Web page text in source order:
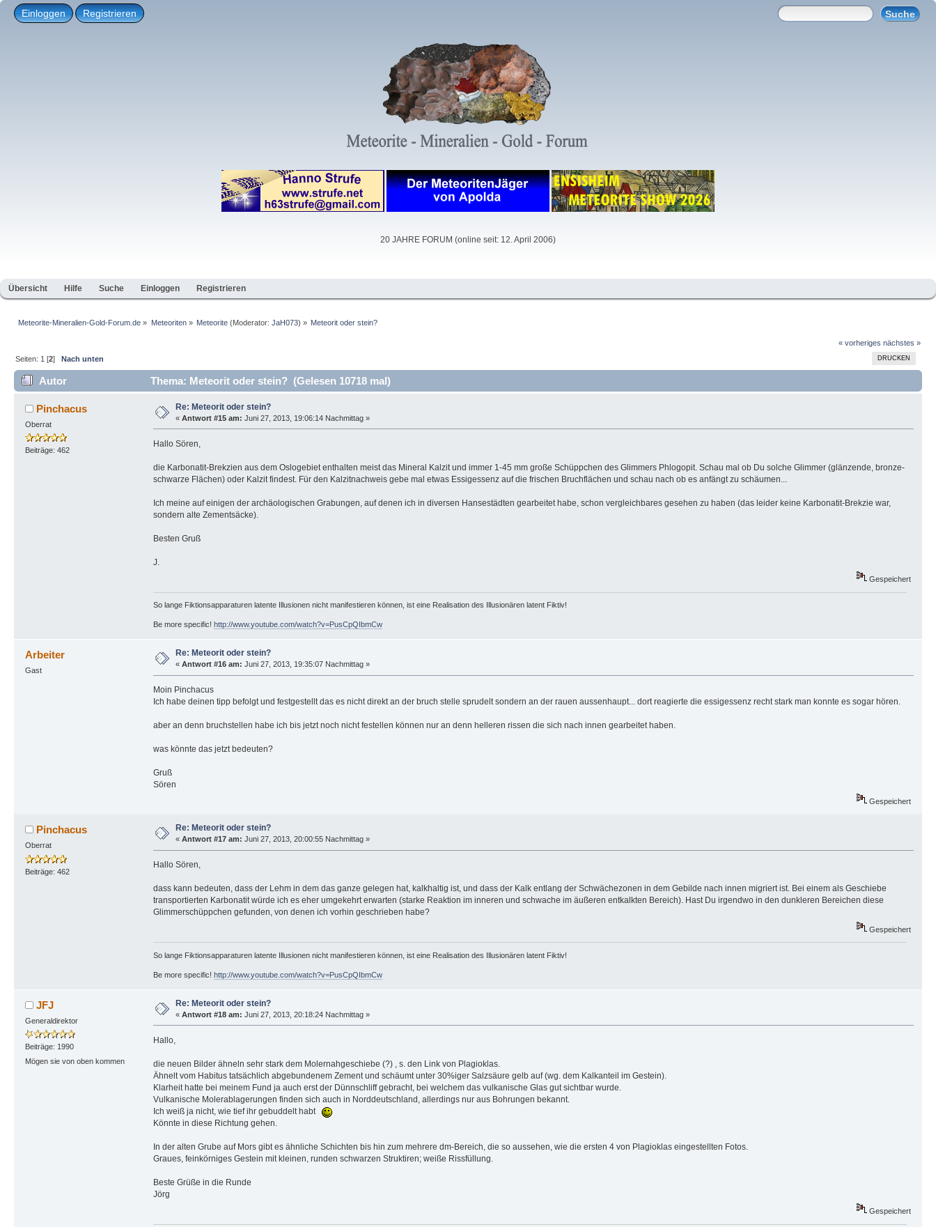
Einloggen Registrieren
20 JAHRE FORUM (online seit: 12. April 2006)
Übersicht Hilfe Suche Einloggen Registrieren
Meteorite-Mineralien-Gold-Forum.de » Meteoriten» Meteorite(Moderator: JaH073) » Meteorit oder stein?
« vorheriges nächstes »
DRUCKEN
Seiten: 1 [2]Nach unten
Autor Thema: Meteorit oder stein? (Gelesen 10718 mal)
Pinchacus
Oberrat
Beiträge: 462
Re: Meteorit oder stein?
« Antwort #15 am: Juni 27, 2013, 19:06:14 Nachmittag »
Hallo Sören,
die Karbonatit-Brekzien aus dem Oslogebiet enthalten meist das Mineral Kalzit und immer 1-45 mm große Schüppchen des Glimmers Phlogopit. Schau mal ob Du solche Glimmer (glänzende, bronze-
schwarze Flächen) oder Kalzit findest. Für den Kalzitnachweis gebe mal etwas Essigessenz auf die frischen Bruchflächen und schau nach ob es anfängt zu schäumen...
Ich meine auf einigen der archäologischen Grabungen, auf denen ich in diversen Hansestädten gearbeitet habe, schon vergleichbares gesehen zu haben (das leider keine Karbonatit-Brekzie war,
sondern alte Zementsäcke).
Besten Gruß
J.
Gespeichert
So lange Fiktionsapparaturen latente Illusionen nicht manifestieren können, ist eine Realisation des Illusionären latent Fiktiv!
Be more specific! http://www.youtube.com/watch?v=PusCpQIbmCw
Arbeiter
Gast
Re: Meteorit oder stein?
« Antwort #16 am: Juni 27, 2013, 19:35:07 Nachmittag »
Moin Pinchacus
Ich habe deinen tipp befolgt und festgestellt das es nicht direkt an der bruch stelle sprudelt sondern an der rauen aussenhaupt... dort reagierte die essigessenz recht stark man konnte es sogar hören.
aber an denn bruchstellen habe ich bis jetzt noch nicht festellen können nur an denn helleren rissen die sich nach innen gearbeitet haben.
was könnte das jetzt bedeuten?
Gruß
Sören
Gespeichert
Pinchacus
Oberrat
Beiträge: 462
Re: Meteorit oder stein?
« Antwort #17 am: Juni 27, 2013, 20:00:55 Nachmittag »
Hallo Sören,
dass kann bedeuten, dass der Lehm in dem das ganze gelegen hat, kalkhaltig ist, und dass der Kalk entlang der Schwächezonen in dem Gebilde nach innen migriert ist. Bei einem als Geschiebe
transportierten Karbonatit würde ich es eher umgekehrt erwarten (starke Reaktion im inneren und schwache im äußeren entkalkten Bereich). Hast Du irgendwo in den dunkleren Bereichen diese
Glimmerschüppchen gefunden, von denen ich vorhin geschrieben habe?
Gespeichert
So lange Fiktionsapparaturen latente Illusionen nicht manifestieren können, ist eine Realisation des Illusionären latent Fiktiv!
Be more specific! http://www.youtube.com/watch?v=PusCpQIbmCw
JFJ
Generaldirektor
Beiträge: 1990
Mögen sie von oben kommen
Re: Meteorit oder stein?
« Antwort #18 am: Juni 27, 2013, 20:18:24 Nachmittag »
Hallo,
die neuen Bilder ähneln sehr stark dem Molernahgeschiebe (?) , s. den Link von Plagioklas.
Ähnelt vom Habitus tatsächlich abgebundenem Zement und schäumt unter 30%iger Salzsäure gelb auf (wg. dem Kalkanteil im Gestein).
Klarheit hatte bei meinem Fund ja auch erst der Dünnschliff gebracht, bei welchem das vulkanische Glas gut sichtbar wurde.
Vulkanische Molerablagerungen finden sich auch in Norddeutschland, allerdings nur aus Bohrungen bekannt.
Ich weiß ja nicht, wie tief ihr gebuddelt habt
Könnte in diese Richtung gehen.
In der alten Grube auf Mors gibt es ähnliche Schichten bis hin zum mehrere dm-Bereich, die so aussehen, wie die ersten 4 von Plagioklas eingestellten Fotos.
Graues, feinkörniges Gestein mit kleinen, runden schwarzen Struktiren; weiße Rissfüllung.
Beste Grüße in die Runde
Jörg
Gespeichert